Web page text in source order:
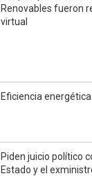
Renovables fueron
virtual
Eficiencia
Piden juicio político
Estado y el